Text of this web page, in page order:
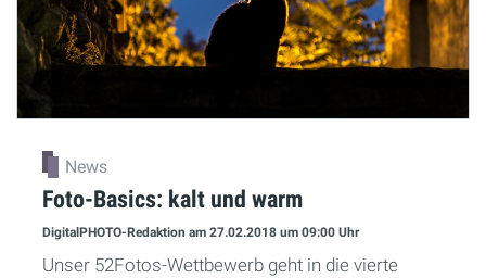
News
Foto-Basics: kalt und warm
DigitalPHOTO-Redaktion am 27.02.2018 um 09:00 Uhr
Unser 52Fotos-Wettbewerb geht in die vierte